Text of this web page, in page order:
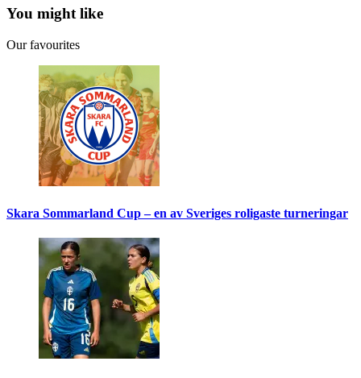
You might like
Our favourites
Skara Sommarland Cup – en av Sveriges roligaste turneringar